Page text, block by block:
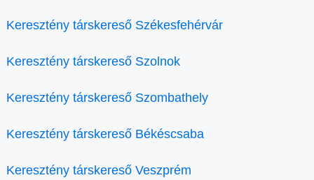
Keresztény társkereső Székesfehérvár
Keresztény társkereső Szolnok
Keresztény társkereső Szombathely
Keresztény társkereső Békéscsaba
Keresztény társkereső Veszprém